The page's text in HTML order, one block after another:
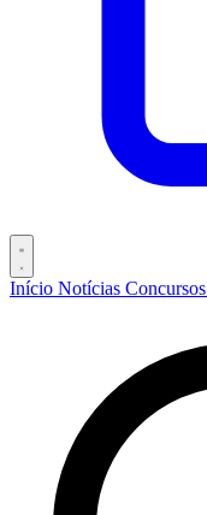
Início Notícias Concursos